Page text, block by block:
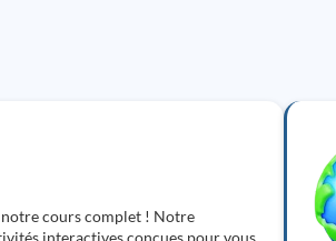
cours complet ! Notre
interactives conçues pour vous